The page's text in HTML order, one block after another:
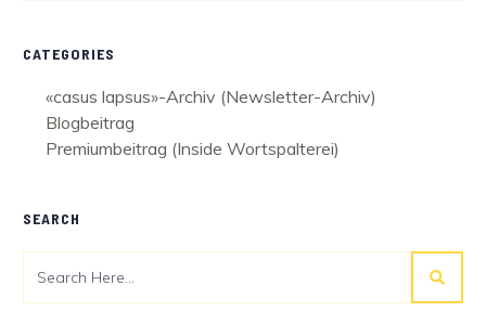
CATEGORIES
«casus lapsus»-Archiv (Newsletter-Archiv)
Blogbeitrag
Premiumbeitrag (Inside Wortspalterei)
SEARCH